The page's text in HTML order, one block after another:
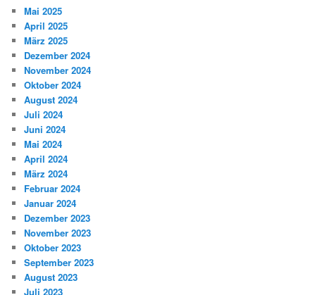
Mai 2025
April 2025
März 2025
Dezember 2024
November 2024
Oktober 2024
August 2024
Juli 2024
Juni 2024
Mai 2024
April 2024
März 2024
Februar 2024
Januar 2024
Dezember 2023
November 2023
Oktober 2023
September 2023
August 2023
Juli 2023